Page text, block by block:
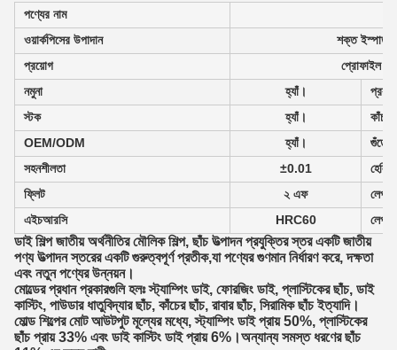
পণ্যের নাম
ওয়ার্কপিসের উপাদান
শক্ত ইস্পাত/
প্রয়োগ
প্রোফাইল
নমুনা
হ্যাঁ।
প্রকার
স্টক
হ্যাঁ।
OEM/ODM
হ্যাঁ।
গুঁড়ো
সহনশীলতা
±0.01
ফ্লিট
২ এফ
লেপ
এইচআরসি
HRC60 লেপ
ডাই শিল্প জাতীয় অর্থনীতির মৌলিক শিল্প, ছাঁচ উত্পাদন প্রযুক্তির স্তর একটি জাতীয়
পণ্য উত্পাদন স্তরের একটি গুরুত্বপূর্ণ প্রতীক,যা পণ্যের গুণমান নির্ধারণ করে, দক্ষতা
এবং নতুন পণ্যের উন্নয়ন।
মোল্ডের প্রধান প্রকারগুলি হলঃ স্ট্যাম্পিং ডাই, ফোরজিং ডাই, প্লাস্টিকের ছাঁচ, ডাই
কাস্টিং, পাউডার ধাতুবিদ্যার ছাঁচ, কাঁচের ছাঁচ, রাবার ছাঁচ, সিরামিক ছাঁচ ইত্যাদি।
মোল্ড শিল্পের মোট আউটপুট মূল্যের মধ্যে, স্ট্যাম্পিং ডাই প্রায় 50%, প্লাস্টিকের
ছাঁচ প্রায় 33% এবং ডাই কাস্টিং ডাই প্রায় 6%।অন্যান্য সমস্ত ধরণের ছাঁচ